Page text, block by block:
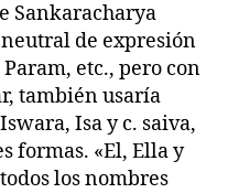
Sankaracharya
de expresión
etc., pero con
también usaría
Isa y c. saiva,
formas. «El, Ella y
los nombres